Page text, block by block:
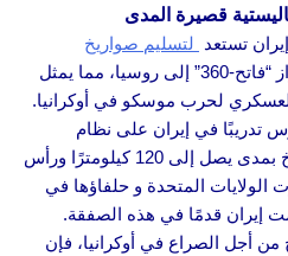
تستعد لتسليم صواريخ
من طراز “فاتح-360” إلى روسيا، مما يمثل
لحرب موسكو في أوكرانيا.
تدريبًا في إيران على نظام
“فاتح-360″، الذي يطلق صواريخ بمدى يصل إلى 120 كيلومترًا ورأس
حذرت الولايات المتحدة و حلفاؤها في
إيران قدمًا في هذه الصفقة.
من أجل الصراع في أوكرانيا، فإن